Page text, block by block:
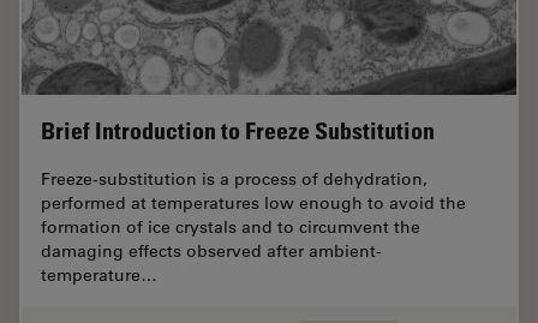
Brief Introduction to Freeze Substitution
Freeze-substitution is a process of dehydration,
performed at temperatures low enough to avoid the
formation of ice crystals and to circumvent the
damaging effects observed after ambient-
temperature…